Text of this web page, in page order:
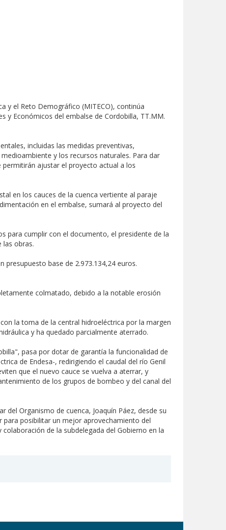
y el Reto Demográfico (MITECO), continúa
y Económicos del embalse de Cordobilla, TT.MM.
incluidas las medidas preventivas,
y los recursos naturales. Para dar
ajustar el proyecto actual a los
en los cauces de la cuenca vertiente al paraje
en el embalse, sumará al proyecto del
para cumplir con el documento, el presidente de la
las obras.
base de 2.973.134,24 euros.
colmatado, debido a la notable erosión
la toma de la central hidroeléctrica por la margen
y ha quedado parcialmente aterrado.
pasa por dotar de garantía la funcionalidad de
de Endesa-, redirigiendo el caudal del río Genil
que el nuevo cauce se vuelva a aterrar, y
de los grupos de bombeo y del canal del
Organismo de cuenca, Joaquín Páez, desde su
posibilitar un mejor aprovechamiento del
de la subdelegada del Gobierno en la